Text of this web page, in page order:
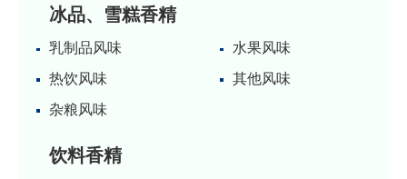
冰品、雪糕香精
乳制品风味
水果风味
热饮风味
其他风味
杂粮风味
饮料香精